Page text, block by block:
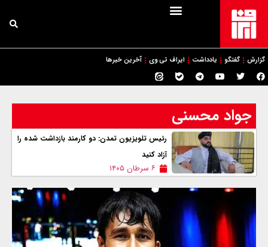
گزارش گفتگو یادداشت ایراف تی وی آخرین خبرها
جواد محسنی
رئیس تلویزیون تمدن: دو کارمند بازداشت شده را
آزاد کنید
۶ سرطان ۱۴۰۵